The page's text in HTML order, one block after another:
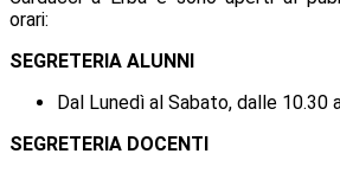
orari:
SEGRETERIA ALUNNI
Dal Lunedì al Sabato, dalle 10.30
SEGRETERIA DOCENTI